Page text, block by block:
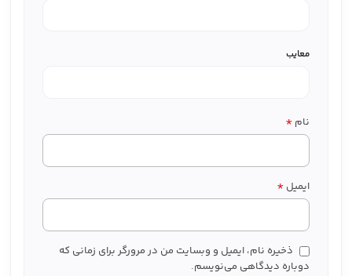
معایب
نام *
ایمیل *
ذخیره نام، ایمیل و وبسایت من در مرورگر برای زمانی که
دوباره دیدگاهی می‌نویسم.